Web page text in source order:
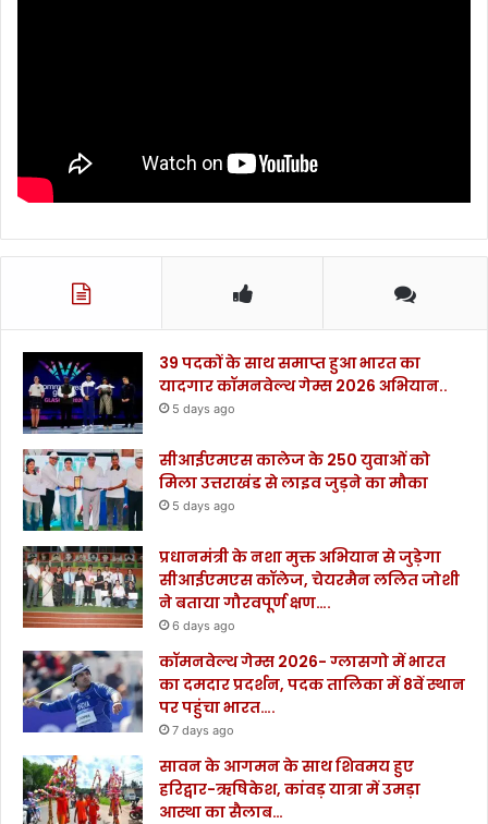
39 पदकों के साथ समाप्त हुआ भारत का
यादगार कॉमनवेल्थ गेम्स 2026 अभियान..
5 days ago
सीआईएमएस कालेज के 250 युवाओं को
मिला उत्तराखंड से लाइव जुड़ने का मौका
5 days ago
प्रधानमंत्री के नशा मुक्त अभियान से जुड़ेगा
सीआईएमएस कॉलेज, चेयरमैन ललित जोशी
ने बताया गौरवपूर्ण क्षण….
6 days ago
कॉमनवेल्थ गेम्स 2026- ग्लासगो में भारत
का दमदार प्रदर्शन, पदक तालिका में 8वें स्थान
पर पहुंचा भारत….
7 days ago
सावन के आगमन के साथ शिवमय हुए
हरिद्वार-ऋषिकेश, कांवड़ यात्रा में उमड़ा
आस्था का सैलाब…